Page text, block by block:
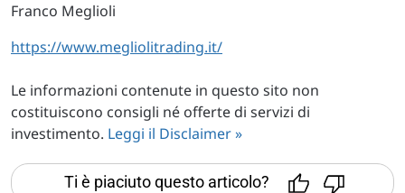
Franco Meglioli
https://www.megliolitrading.it/
Le informazioni contenute in questo sito non
costituiscono consigli né offerte di servizi di
investimento. Leggi il Disclaimer »
Ti è piaciuto questo articolo?